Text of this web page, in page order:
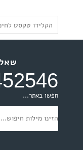
חפשו באתר...